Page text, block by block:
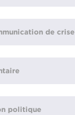
de crise
politique